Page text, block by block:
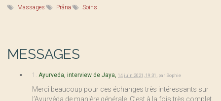
Massages Prâna Soins
MESSAGES
1. Ayurveda, interview de Jaya, 14 juin 2021, 19:31 par Sophie
Merci beaucoup pour ces échanges très intéressants sur
l’Ayurvéda de manière générale. C’est à la fois très complet